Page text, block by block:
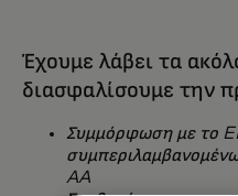
Έχουμε λάβει τα
διασφαλίσουμε την
Συμμόρφωση με το
AA